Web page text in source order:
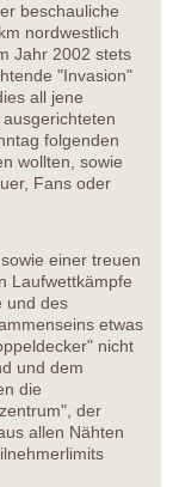
beschauliche
nordwestlich
Jahr 2002 stets
"Invasion"
all jene
folgenden
wollten, sowie
Fans oder
einer treuen
Laufwettkämpfe
und des
etwas
nicht
und dem
die
der
allen Nähten